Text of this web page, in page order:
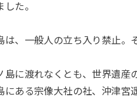
た。
は、一般人の立ち入り禁止
島に渡れなくとも、世界遺
ある宗像大社の社、沖津宮